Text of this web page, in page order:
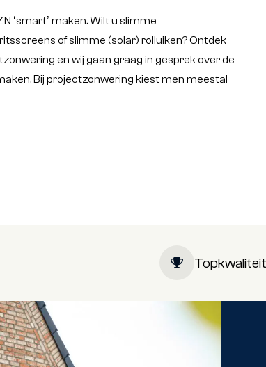
‘smart’ maken. Wilt u slimme
of slimme (solar) rolluiken? Ontdek
en wij gaan graag in gesprek over de
Bij projectzonwering kiest men meestal